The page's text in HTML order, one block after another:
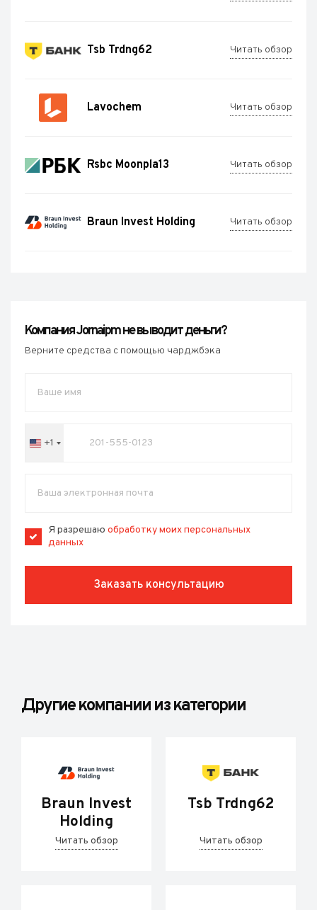
Tsb Trdng62 Читать обзор
Lavochem Читать обзор
Rsbc Moonpla13 Читать обзор
Braun Invest Holding Читать обзор
Компания Jornaipm не выводит деньги?
Верните средства с помощью чарджбэка
United
+1
Я разрешаю обработку моих персональных
данных
Заказать консультацию
Другие компании из категории
Braun Invest
Holding
Читать обзор
Tsb Trdng62
Читать обзор